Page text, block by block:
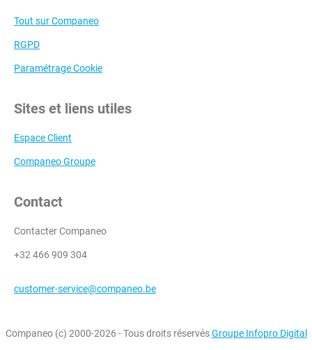
Tout sur Companeo
RGPD
Paramétrage Cookie
Sites et liens utiles
Espace Client
Companeo Groupe
Contact
Contacter Companeo
+32 466 909 304
customer-service@companeo.be
Companeo (c) 2000-2026 - Tous droits réservésGroupe Infopro Digital